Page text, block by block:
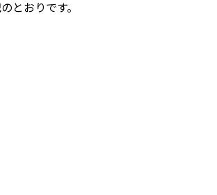
とおりです。